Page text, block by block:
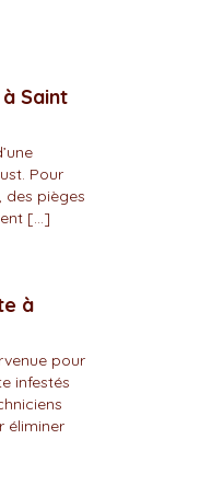
Saint
Pour
pièges
[…]
à
pour
infestés
éliminer